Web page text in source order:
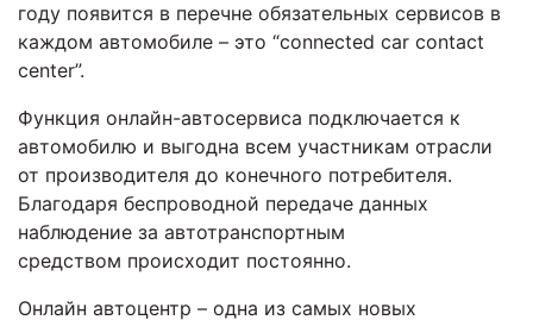
году появится в перечне обязательных сервисов в
каждом автомобиле – это “connected car contact
center”.
Функция онлайн-автосервиса подключается к
автомобилю и выгодна всем участникам отрасли
от производителя до конечного потребителя.
Благодаря беспроводной передаче данных
наблюдение за автотранспортным
средством происходит постоянно.
Онлайн автоцентр – одна из самых новых